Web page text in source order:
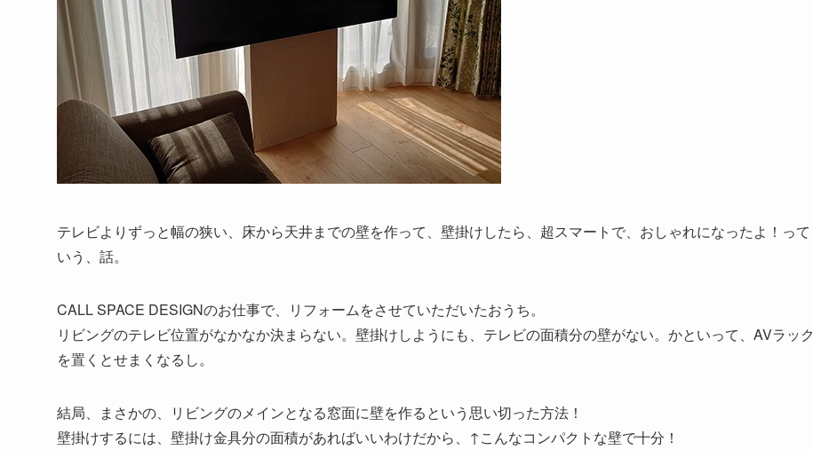
テレビよりずっと幅の狭い、床から天井までの壁を作って、壁掛けしたら、超スマートで、おしゃれになったよ！って
いう、話。
CALL SPACE DESIGNのお仕事で、リフォームをさせていただいたおうち。
リビングのテレビ位置がなかなか決まらない。壁掛けしようにも、テレビの面積分の壁がない。かといって、AVラック
を置くとせまくなるし。
結局、まさかの、リビングのメインとなる窓面に壁を作るという思い切った方法！
壁掛けするには、壁掛け金具分の面積があればいいわけだから、↑こんなコンパクトな壁で十分！